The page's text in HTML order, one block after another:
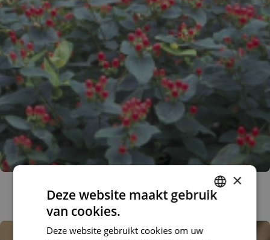
Hypericum 'Magical Fire'
×
Deze website maakt gebruik
van cookies.
Deze website gebruikt cookies om uw